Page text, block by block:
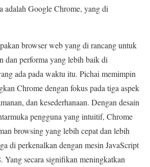
adalah Google Chrome, yang di
browser web yang di rancang untuk
dan performa yang lebih baik di
ada pada waktu itu. Pichai memimpin
Chrome dengan fokus pada tiga aspek
dan kesederhanaan. Dengan desain
pengguna yang intuitif, Chrome
browsing yang lebih cepat dan lebih
di perkenalkan dengan mesin JavaScript
Yang secara signifikan meningkatkan